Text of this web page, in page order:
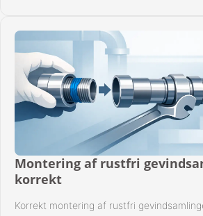
Montering af rustfri
korrekt
Korrekt montering af rustfri